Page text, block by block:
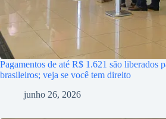
Pagamentos de até R$ 1.621 são liberados
brasileiros; veja se você tem direito
junho 26, 2026